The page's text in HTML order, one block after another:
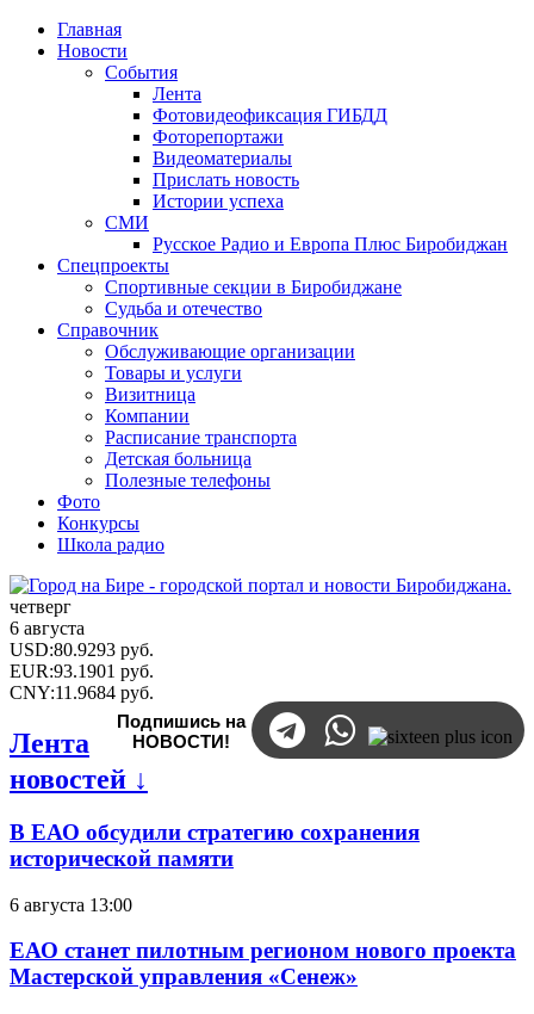
Главная
Новости
События
Лента
Фотовидеофиксация ГИБДД
Фоторепортажи
Видеоматериалы
Прислать новость
Истории успеха
СМИ
Русское Радио и Европа Плюс Биробиджан
Спецпроекты
Спортивные секции в Биробиджане
Судьба и отечество
Справочник
Обслуживающие организации
Товары и услуги
Визитница
Компании
Расписание транспорта
Детская больница
Полезные телефоны
Фото
Конкурсы
Школа радио
четверг
6 августа
USD:80.9293 руб.
EUR:93.1901 руб.
CNY:11.9684 руб.
Подпишись на
НОВОСТИ!
Лента
новостей ↓
В ЕАО обсудили стратегию сохранения
исторической памяти
6 августа 13:00
ЕАО станет пилотным регионом нового проекта
Мастерской управления «Сенеж»